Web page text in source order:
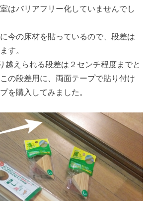
はバリアフリー化していませんでし
今の床材を貼っているので、段差は
す。
越えられる段差は２センチ程度までと
の段差用に、両面テープで貼り付け
を購入してみました。